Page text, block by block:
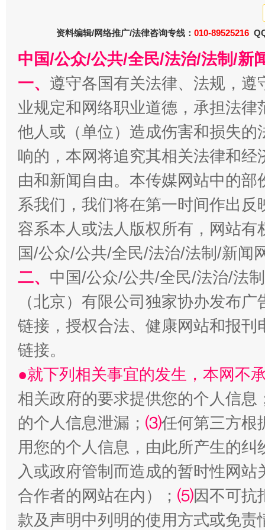
国家大学科技园优化重塑工作
扯下公款旅游的“隐身衣” 如何以
“蜀中异人”王建安的艺术幻境
资料编辑/网络推广/法律咨询专线： 010-89525216
中国/公众/公共/全民/法治/法制/新
一、 遵守各国有关法律、法规，
业规定和网络职业道德，承担法
他人或（单位）造成伤害和损失
响的，本网将追究其相关法律和
由和新闻自由。本传媒网站中的
系我们，我们将在第一时间作出
容系本人或法人版权所有，网站
国/公众/公共/全民/法治/法制/新闻
二、 中国/公众/公共/全民/法治/法
（北京）有限公司独家协办发布
链接，授权合法、健康网站和报
链接。
●就下列相关事宜的发生，本网不
相关政府的要求提供您的个人信息
的个人信息泄漏； ⑶任何第三方根
用您的个人信息，由此所产生的纠
入或政府管制而造成的暂时性网
合作者的网站在内）； ⑸因不可抗
款及声明中列明的使用方式或免责